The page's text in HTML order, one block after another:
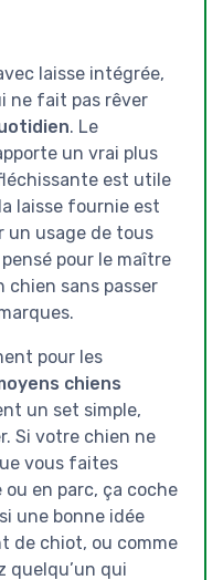
laisse intégrée,
ne fait pas rêver
. Le
un vrai plus
est utile
laisse fournie est
un usage de tous
pour le maître
chien sans passer
pour les
chiens
un set simple,
Si votre chien ne
vous faites
en parc, ça coche
une bonne idée
de chiot, ou comme
quelqu’un qui